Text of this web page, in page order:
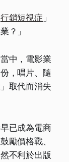
行銷短視症 」
？」
中，電影業
，唱片、隨
取代而消失
已成為電商
勵價格戰、
不利於出版